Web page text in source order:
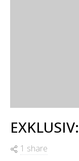
1 share